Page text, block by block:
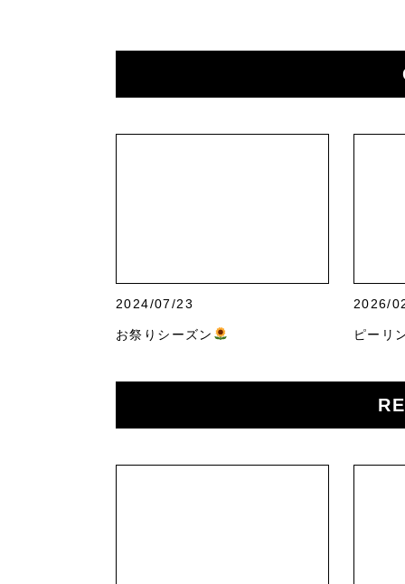
2024/07/23
お祭りシーズン
2026/
ピーリ